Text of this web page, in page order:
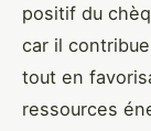
positif du
car il
tout en
ressources